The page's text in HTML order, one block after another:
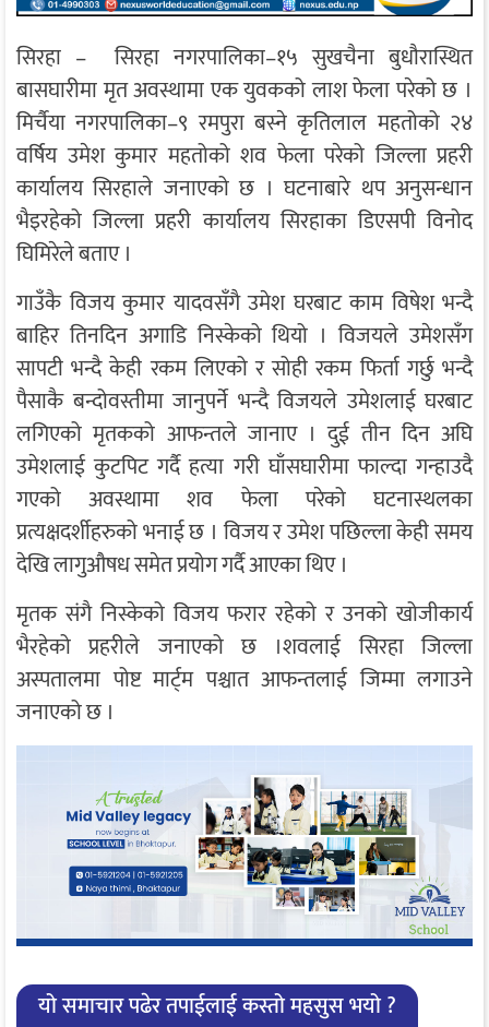
सिरहा – सिरहा नगरपालिका–१५ सुखचैना बुधौरास्थित
बासघारीमा मृत अवस्थामा एक युवकको लाश फेला परेको छ ।
मिर्चैया नगरपालिका–९ रमपुरा बस्ने कृतिलाल महतोको २४
वर्षिय उमेश कुमार महतोको शव फेला परेको जिल्ला प्रहरी
कार्यालय सिरहाले जनाएको छ । घटनाबारे थप अनुसन्धान
भैइरहेको जिल्ला प्रहरी कार्यालय सिरहाका डिएसपी विनोद
घिमिरेले बताए ।
गाउँकै विजय कुमार यादवसँगै उमेश घरबाट काम विषेश भन्दै
बाहिर तिनदिन अगाडि निस्केको थियो । विजयले उमेशसँग
सापटी भन्दै केही रकम लिएको र सोही रकम फिर्ता गर्छु भन्दै
पैसाकै बन्दोवस्तीमा जानुपर्ने भन्दै विजयले उमेशलाई घरबाट
लगिएको मृतकको आफन्तले जानाए । दुई तीन दिन अघि
उमेशलाई कुटपिट गर्दै हत्या गरी घाँसघारीमा फाल्दा गन्हाउदै
गएको अवस्थामा शव फेला परेको घटनास्थलका
प्रत्यक्षदर्शीहरुको भनाई छ । विजय र उमेश पछिल्ला केही समय
देखि लागुऔषध समेत प्रयोग गर्दै आएका थिए ।
मृतक संगै निस्केको विजय फरार रहेको र उनको खोजीकार्य
भैरहेको प्रहरीले जनाएको छ ।शवलाई सिरहा जिल्ला
अस्पतालमा पोष्ट मार्ट्म पश्चात आफन्तलाई जिम्मा लगाउने
जनाएको छ ।
यो समाचार पढेर तपाईलाई कस्तो महसुस भयो ?